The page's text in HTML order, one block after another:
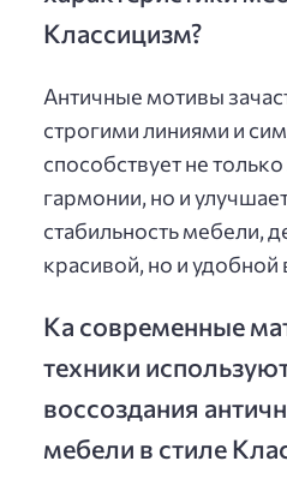
Классицизм?
Античные мотивы
строгими линиями и
способствует не
гармонии, но и
стабильность мебели,
красивой, но и удобной
Ка современные
техники
воссоздания
мебели в стиле